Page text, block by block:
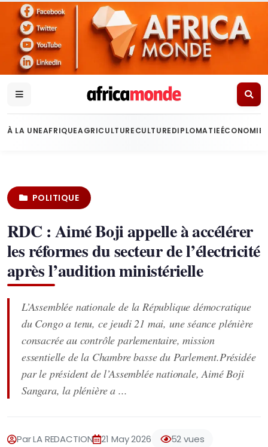
À LA UNEAFRIQUEAGRICULTURECULTUREDIPLOMATIEÉCONOMIE
POLITIQUE
RDC : Aimé Boji appelle à accélérer
les réformes du secteur de l’électricité
après l’audition ministérielle
L’Assemblée nationale de la République démocratique
du Congo a tenu, ce jeudi 21 mai, une séance plénière
consacrée au contrôle parlementaire, mission
essentielle de la Chambre basse du Parlement.Présidée
par le président de l’Assemblée nationale, Aimé Boji
Sangara, la plénière a ...
Par LA REDACTION 21 May 2026
52 vues